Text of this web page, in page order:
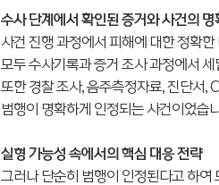
수사 단계에서 확인된 증거와 사건의 명
사건 진행 과정에서 피해에 대한 정확한
모두 수사기록과 증거 조사 과정에서
또한 경찰 조사, 음주측정자료, 진단서,
범행이 명확하게 인정되는 사건이었습
실형 가능성 속에서의 핵심 대응 전략
그러나 단순히 범행이 인정된다고 하여